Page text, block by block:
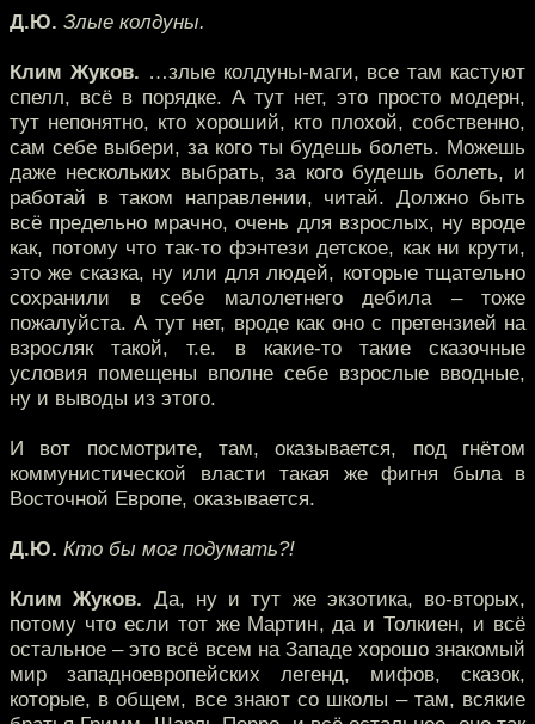
Д.Ю. Злые колдуны.
Клим Жуков. …злые колдуны-маги, все там кастуют
спелл, всё в порядке. А тут нет, это просто модерн,
тут непонятно, кто хороший, кто плохой, собственно,
сам себе выбери, за кого ты будешь болеть. Можешь
даже нескольких выбрать, за кого будешь болеть, и
работай в таком направлении, читай. Должно быть
всё предельно мрачно, очень для взрослых, ну вроде
как, потому что так-то фэнтези детское, как ни крути,
это же сказка, ну или для людей, которые тщательно
сохранили в себе малолетнего дебила – тоже
пожалуйста. А тут нет, вроде как оно с претензией на
взросляк такой, т.е. в какие-то такие сказочные
условия помещены вполне себе взрослые вводные,
ну и выводы из этого.
И вот посмотрите, там, оказывается, под гнётом
коммунистической власти такая же фигня была в
Восточной Европе, оказывается.
Д.Ю. Кто бы мог подумать?!
Клим Жуков. Да, ну и тут же экзотика, во-вторых,
потому что если тот же Мартин, да и Толкиен, и всё
остальное – это всё всем на Западе хорошо знакомый
мир западноевропейских легенд, мифов, сказок,
которые, в общем, все знают со школы – там, всякие